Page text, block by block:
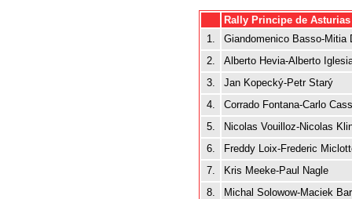
Rally Principe de Asturias
1.
Giandomenico Basso-Mitia
2.
Alberto Hevia-Alberto
3.
Jan Kopecký-Petr Starý
4.
Corrado Fontana-Carlo
5.
Nicolas Vouilloz-Nicolas
6.
Freddy Loix-Frederic
7.
Kris Meeke-Paul Nagle
8.
Michal Solowow-Maciek